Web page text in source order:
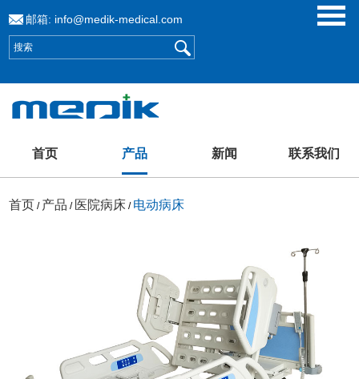
邮箱: info@medik-medical.com
首页 产品 新闻 联系我们
首页 / 产品 / 医院病床 / 电动病床